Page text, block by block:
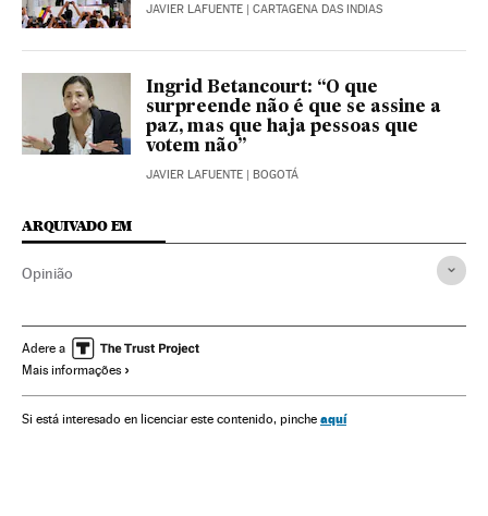
JAVIER LAFUENTE | CARTAGENA DAS INDIAS
Ingrid Betancourt: “O que
surpreende não é que se assine a
paz, mas que haja pessoas que
votem não”
JAVIER LAFUENTE | BOGOTÁ
ARQUIVADO EM
Opinião
Adere a
Mais informações
Si está interesado en licenciar este contenido, pinche aquí